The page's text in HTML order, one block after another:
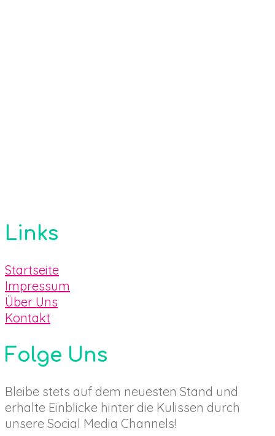
Links
Startseite
Impressum
Über Uns
Kontakt
Folge Uns
Bleibe stets auf dem neuesten Stand und
erhalte Einblicke hinter die Kulissen durch
unsere Social Media Channels!